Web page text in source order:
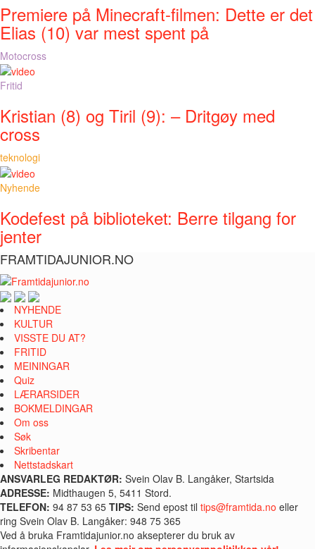
Premiere på Minecraft-filmen: Dette er det
Elias (10) var mest spent på
Motocross
Fritid
Kristian (8) og Tiril (9): – Dritgøy med
cross
teknologi
Nyhende
Kodefest på biblioteket: Berre tilgang for
jenter
FRAMTIDAJUNIOR.NO
NYHENDE
KULTUR
VISSTE DU AT?
FRITID
MEININGAR
Quiz
LÆRARSIDER
BOKMELDINGAR
Om oss
Søk
Skribentar
Nettstadskart
ANSVARLEG REDAKTØR: Svein Olav B. Langåker, Startsida
ADRESSE: Midthaugen 5, 5411 Stord.
TELEFON: 94 87 53 65 TIPS: Send epost til tips@framtida.no eller
ring Svein Olav B. Langåker: 948 75 365
Ved å bruka Framtidajunior.no aksepterer du bruk av